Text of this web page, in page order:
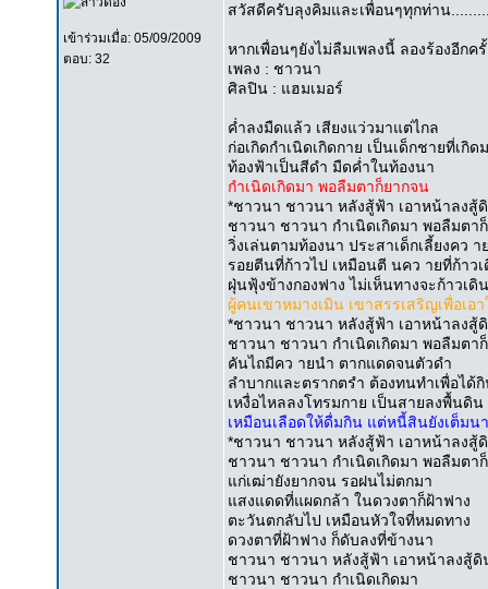
เข้าร่วมเมื่อ: 05/09/2009
ตอบ: 32
สวัสดีครับลุงคิมและเพื่อนๆทุกท่าน
หากเพื่อนๆยังไม่ลืมเพลงนี้ ลองร้องอีก
เพลง : ชาวนา
ศิลปิน : แฮมเมอร์
ค่ำลงมืดแล้ว เสียงแว่วมาแต่ไกล
ก่อเกิดกำเนิดเกิดกาย เป็นเด็กชายที่เกิด
ท้องฟ้าเป็นสีดำ มืดค่ำในท้องนา
กำเนิดเกิดมา พอลืมตาก็ยากจน
*ชาวนา ชาวนา หลังสู้ฟ้า เอาหน้าลงสู้
ชาวนา ชาวนา กำเนิดเกิดมา พอลืมตา
วิ่งเล่นตามท้องนา ประสาเด็กเลี้ยงคว า
รอยตีนที่ก้าวไป เหมือนตี นคว ายที่ก้าว
ฝุ่นฟุ้งข้างกองฟาง ไม่เห็นทางจะก้าวเดิน
ผู้คนเขาหมางเมิน เขาสรรเสริญเพื่อเอา
*ชาวนา ชาวนา หลังสู้ฟ้า เอาหน้าลงสู้
ชาวนา ชาวนา กำเนิดเกิดมา พอลืมตา
คันไถมีคว ายนำ ตากแดดจนตัวดำ
ลำบากและตรากตรำ ต้องทนทำเพื่อได้
เหงื่อไหลลงโทรมกาย เป็นสายลงพื้นดิน
เหมือนเลือดให้ดื่มกิน แต่หนี้สินยังเต็มนา
*ชาวนา ชาวนา หลังสู้ฟ้า เอาหน้าลงสู้
ชาวนา ชาวนา กำเนิดเกิดมา พอลืมตา
แก่เฒ่ายังยากจน รอฝนไม่ตกมา
แสงแดดที่แผดกล้า ในดวงตาก็ฝ้าฟาง
ตะวันตกลับไป เหมือนหัวใจที่หมดทาง
ดวงตาที่ฝ้าฟาง ก็ดับลงที่ข้างนา
ชาวนา ชาวนา หลังสู้ฟ้า เอาหน้าลงสู้ดิ
ชาวนา ชาวนา กำเนิดเกิดมา